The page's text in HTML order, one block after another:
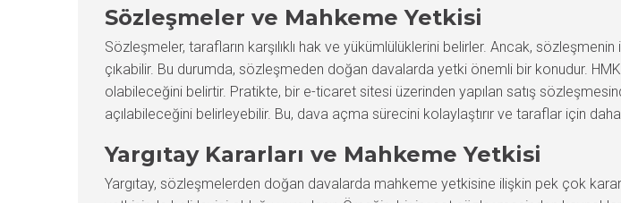
Sözleşmeler ve Mahkeme Yetkisi
Sözleşmeler, tarafların karşılıklı hak ve yükümlülüklerini belirler. Ancak,
çıkabilir. Bu durumda, sözleşmeden doğan davalarda yetki önemli bir konudur.
olabileceğini belirtir. Pratikte, bir e-ticaret sitesi üzerinden yapılan satış
açılabileceğini belirleyebilir. Bu, dava açma sürecini kolaylaştırır ve taraflar için
Yargıtay Kararları ve Mahkeme Yetkisi
Yargıtay, sözleşmelerden doğan davalarda mahkeme yetkisine ilişkin pek çok